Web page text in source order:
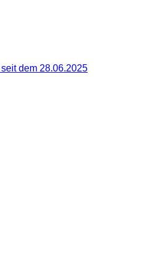
dem 28.06.2025